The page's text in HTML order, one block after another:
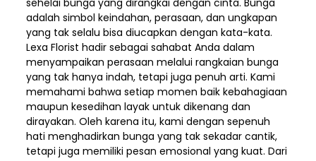
adalah simbol keindahan, perasaan, dan ungkapan
yang tak selalu bisa diucapkan dengan kata-kata.
Lexa Florist hadir sebagai sahabat Anda dalam
menyampaikan perasaan melalui rangkaian bunga
yang tak hanya indah, tetapi juga penuh arti. Kami
memahami bahwa setiap momen baik kebahagiaan
maupun kesedihan layak untuk dikenang dan
dirayakan. Oleh karena itu, kami dengan sepenuh
hati menghadirkan bunga yang tak sekadar cantik,
tetapi juga memiliki pesan emosional yang kuat. Dari